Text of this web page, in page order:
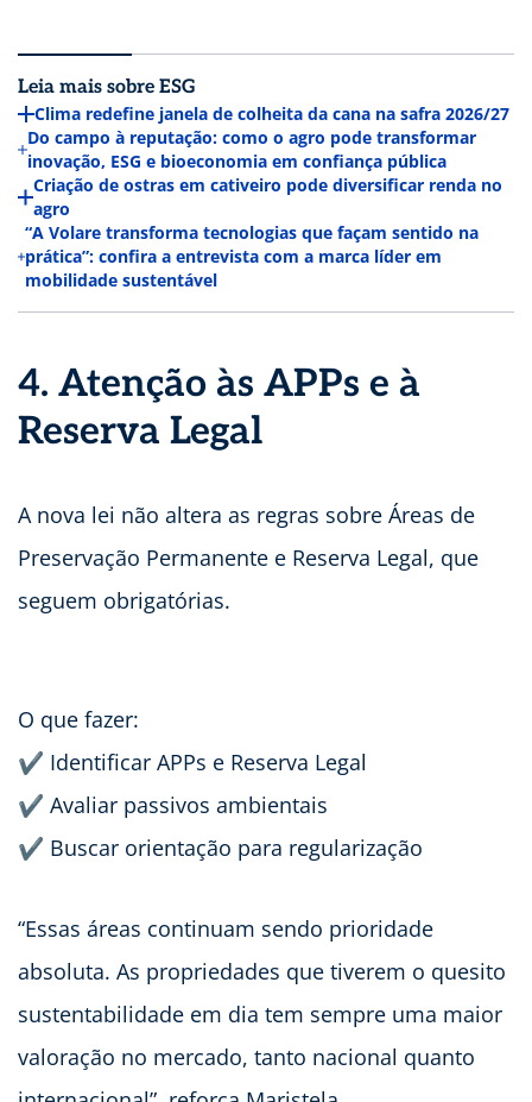
Leia mais sobre ESG
Clima redefine janela de colheita da cana na safra 2026/27
Do campo à reputação: como o agro pode transformar
inovação, ESG e bioeconomia em confiança pública
Criação de ostras em cativeiro pode diversificar renda no
agro
“A Volare transforma tecnologias que façam sentido na
prática”: confira a entrevista com a marca líder em
mobilidade sustentável
4. Atenção às APPs e à
Reserva Legal
A nova lei não altera as regras sobre Áreas de
Preservação Permanente e Reserva Legal, que
seguem obrigatórias.
O que fazer:
✔ Identificar APPs e Reserva Legal
✔ Avaliar passivos ambientais
✔ Buscar orientação para regularização
“Essas áreas continuam sendo prioridade
absoluta. As propriedades que tiverem o quesito
sustentabilidade em dia tem sempre uma maior
valoração no mercado, tanto nacional quanto